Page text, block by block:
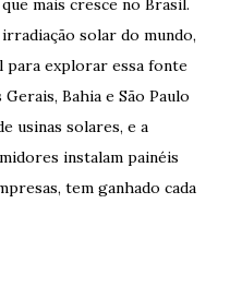
solar do mundo,
para explorar essa fonte
Bahia e São Paulo
usinas solares, e a
instalam painéis
tem ganhado cada